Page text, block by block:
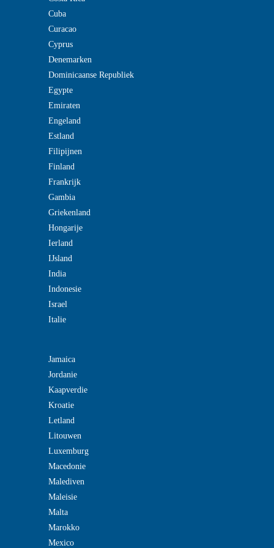
Cuba
Curacao
Cyprus
Denemarken
Dominicaanse Republiek
Egypte
Emiraten
Engeland
Estland
Filipijnen
Finland
Frankrijk
Gambia
Griekenland
Hongarije
Ierland
IJsland
India
Indonesie
Israel
Italie
Jamaica
Jordanie
Kaapverdie
Kroatie
Letland
Litouwen
Luxemburg
Macedonie
Malediven
Maleisie
Malta
Marokko
Mexico